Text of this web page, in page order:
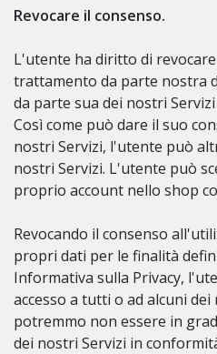
Revocare il consenso.
L'utente ha diritto di
trattamento da parte nostra
da parte sua dei nostri
Così come può dare il suo
nostri Servizi, l'utente può
nostri Servizi. L'utente può
proprio account nello shop
Revocando il consenso
propri dati per le finalità
Informativa sulla Privacy,
accesso a tutti o ad alcuni
potremmo non essere in
dei nostri Servizi in